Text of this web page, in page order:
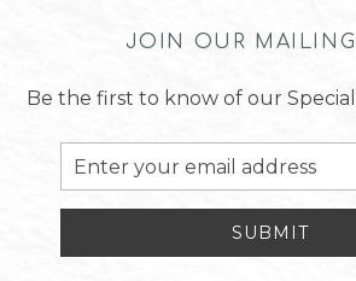
JOIN OUR
Be the first to know of our
Email
Address
SUBMIT